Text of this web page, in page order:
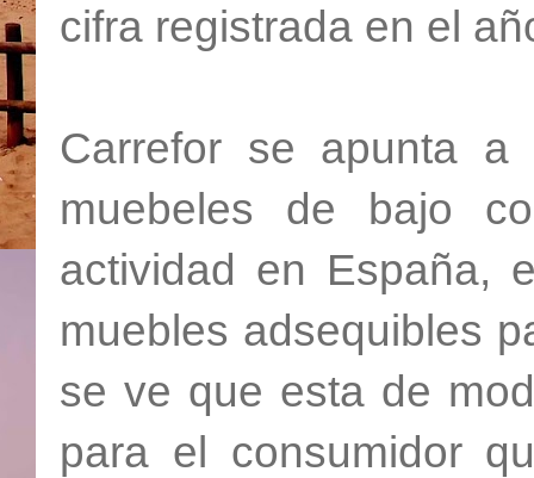
cifra registrada en el
Carrefor se apunta
muebeles de bajo
actividad en España,
muebles adsequibles
se ve que esta de
para el consumidor